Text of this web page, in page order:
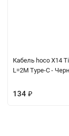
Кабель hoco X14
L=2M Type-C -
134 ₽